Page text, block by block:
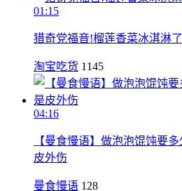
01:15
猎奇党福音!榴莲香菜冰淇淋
淘宝吃货 1145
04:16
【曼食慢语】做泡泡馄饨要
皮外伤
曼食慢语 128